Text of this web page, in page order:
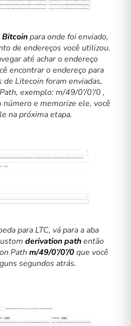
Bitcoinpara onde foi enviado,
de endereços você utilizou.
até achar o endereço
encontrar o endereço para
de Litecoin foram enviadas,
exemplo: m/49/0’/0’/0 ,
e memorize ele, você
na próxima etapa.
para LTC, vá para a aba
derivation pathentão
Path m/49/0’/0’/0que você
segundos atrás.